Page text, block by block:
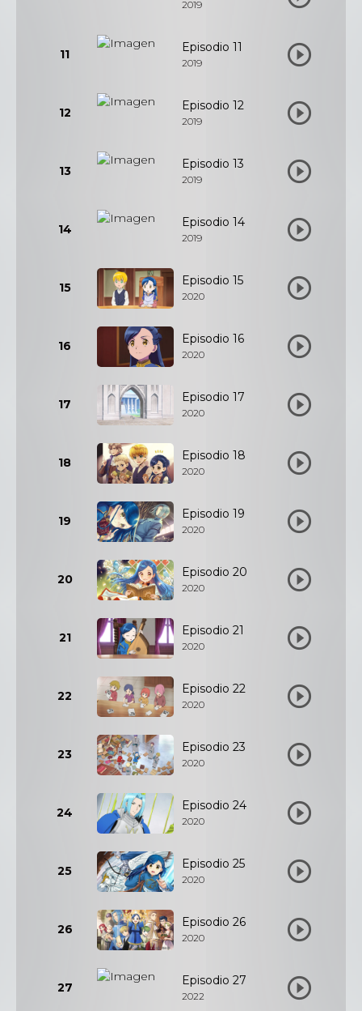
2019
11 Episodio 11
2019
12 Episodio 12
2019
13 Episodio 13
2019
14 Episodio 14
2019
15 Episodio 15
2020
16 Episodio 16
2020
17 Episodio 17
2020
18 Episodio 18
2020
19 Episodio 19
2020
20 Episodio 20
2020
21 Episodio 21
2020
22 Episodio 22
2020
23 Episodio 23
2020
24 Episodio 24
2020
25 Episodio 25
2020
26 Episodio 26
2020
27 Episodio 27
2022